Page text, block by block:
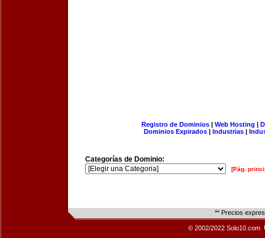
Registro de Dominios| Web Hosting |
Dominios Expirados | Industrias |
Categorías de Dominio:
[Pág.
** Precios
© 2002/2022 Solo10.com